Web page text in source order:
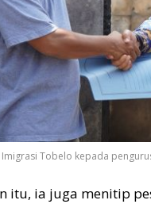
Tobelo kepada
itu, ia juga menitip